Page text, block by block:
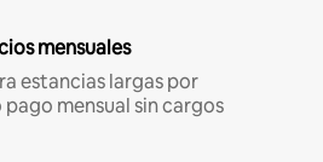
mensuales
estancias largas por
mensual sin cargos